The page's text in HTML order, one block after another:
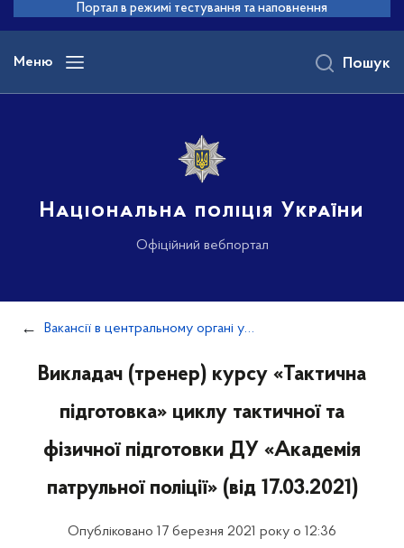
основного
вмісту
Портал в режимі тестування та наповнення
Меню
Національна поліція України
Офіційний вебпортал
Пошук
Вакансії в центральному органі управління
Викладач (тренер) курсу «Тактична
підготовка» циклу тактичної та
фізичної підготовки ДУ «Академія
патрульної поліції» (від 17.03.2021)
Опубліковано 17 березня 2021 року о 12:36